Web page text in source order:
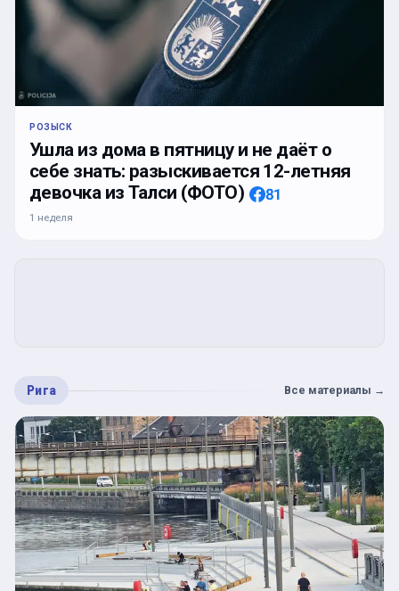
РОЗЫСК
Ушла из дома в пятницу и не даёт о
себе знать: разыскивается 12-летняя
девочка из Талси (ФОТО)
81
1 неделя
Рига Все материалы →